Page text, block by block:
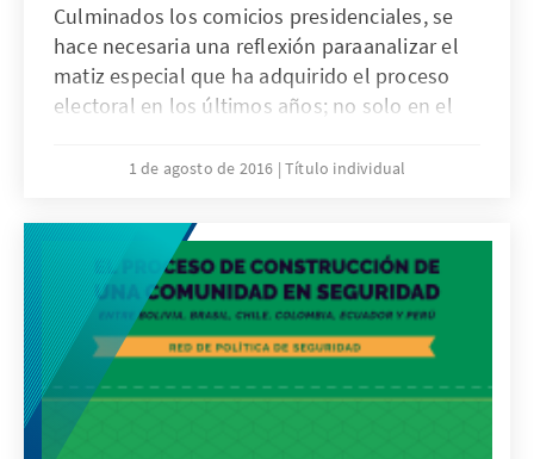
Culminados los comicios presidenciales, se
hace necesaria una reflexión paraanalizar el
matiz especial que ha adquirido el proceso
electoral en los últimos años; no solo en el
ámbito ciudadano. Y es que son los votantes
también su sentiry sus expectativas.
1 de agosto de 2016 Título individual